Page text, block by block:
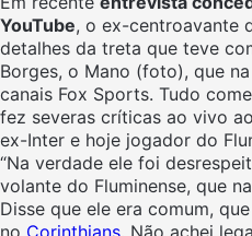
YouTube, o ex-centroavante
detalhes da treta que teve
Borges, o Mano (foto), que
canais Fox Sports. Tudo
fez severas críticas ao vivo
ex-Inter e hoje jogador do
“Na verdade ele foi
volante do Fluminense, que
Disse que ele era comum,
no Corinthians. Não achei